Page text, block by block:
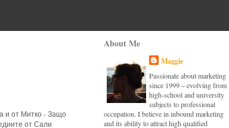
и от Митко - Защо
от Сали
About Me
Maggie
Passionate about marketing
since 1999 – evolving from
high-school and university
subjects to professional
occupation. I believe in inbound marketing
and its ability to attract high qualified